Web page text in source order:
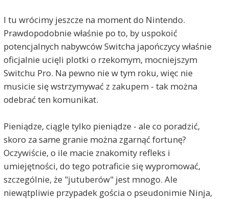
I tu wrócimy jeszcze na moment do Nintendo.
Prawdopodobnie właśnie po to, by uspokoić
potencjalnych nabywców Switcha japończycy właśnie
oficjalnie ucięli plotki o rzekomym, mocniejszym
Switchu Pro. Na pewno nie w tym roku, więc nie
musicie się wstrzymywać z zakupem - tak można
odebrać ten komunikat.
Pieniądze, ciągle tylko pieniądze - ale co poradzić,
skoro za same granie można zgarnąć fortunę?
Oczywiście, o ile macie znakomity refleks i
umiejętności, do tego potraficie się wypromować,
szczególnie, że "jutuberów" jest mnogo. Ale
niewątpliwie przypadek gościa o pseudonimie Ninja,